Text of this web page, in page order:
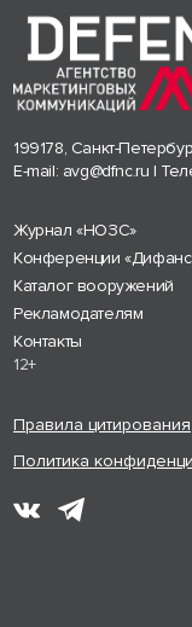
199178, Санкт-
E-mail: avg@dfnc.ru |
Журнал «НОЗС»
Конференции
Каталог вооружений
Рекламодателям
Контакты
12+
Правила цитирования
Политика